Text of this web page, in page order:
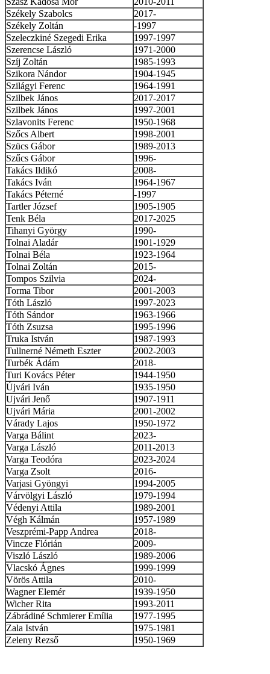
Székely Szabolcs
2017-
Székely Zoltán
-1997
Szeleczkiné Szegedi Erika
1997-1997
Szerencse László
1971-2000
Szíj Zoltán
1985-1993
Szikora Nándor
1904-1945
Szilágyi Ferenc
1964-1991
Szilbek János
2017-2017
Szilbek János
1997-2001
Szlavonits Ferenc
1950-1968
Szőcs Albert
1998-2001
Szücs Gábor
1989-2013
Szűcs Gábor
1996-
Takács Ildikó
2008-
Takács Iván
1964-1967
Takács Péterné
-1997
Tartler József
1905-1905
Tenk Béla
2017-2025
Tihanyi György
1990-
Tolnai Aladár
1901-1929
Tolnai Béla
1923-1964
Tolnai Zoltán
2015-
Tompos Szilvia
2024-
Torma Tibor
2001-2003
Tóth László
1997-2023
Tóth Sándor
1963-1966
Tóth Zsuzsa
1995-1996
Truka István
1987-1993
Tullnerné Németh Eszter
2002-2003
Turbék Ádám
2018-
Turi Kovács Péter
1944-1950
Újvári Iván
1935-1950
Ujvári Jenő
1907-1911
Ujvári Mária
2001-2002
Várady Lajos
1950-1972
Varga Bálint
2023-
Varga László
2011-2013
Varga Teodóra
2023-2024
Varga Zsolt
2016-
Varjasi Gyöngyi
1994-2005
Várvölgyi László
1979-1994
Védenyi Attila
1989-2001
Végh Kálmán
1957-1989
Veszprémi-Papp Andrea
2018-
Vincze Flórián
2009-
Viszló László
1989-2006
Vlacskó Ágnes
1999-1999
Vörös Attila
2010-
Wagner Elemér
1939-1950
Wicher Rita
1993-2011
Zábrádiné Schmierer Emília
1977-1995
Zala István
1975-1981
Zeleny Rezső
1950-1969